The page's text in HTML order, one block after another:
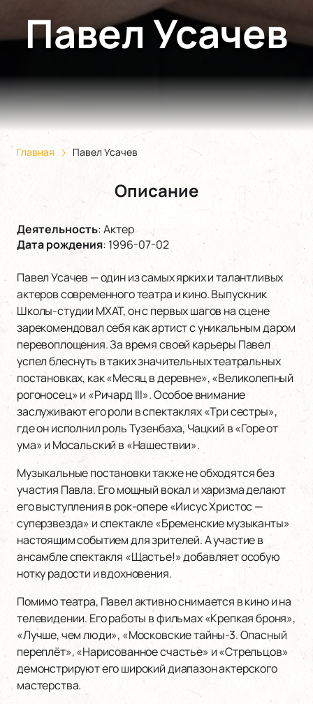
Павел Усачев
Главная Павел Усачев
Описание
Деятельность:Актер
Дата рождения: 1996-07-02
Павел Усачев — один из самых ярких и талантливых
актеров современного театра и кино. Выпускник
Школы-студии МХАТ, он с первых шагов на сцене
зарекомендовал себя как артист с уникальным даром
перевоплощения. За время своей карьеры Павел
успел блеснуть в таких значительных театральных
постановках, как «Месяц в деревне», «Великолепный
рогоносец» и «Ричард III». Особое внимание
заслуживают его роли в спектаклях «Три сестры»,
где он исполнил роль Тузенбаха, Чацкий в «Горе от
ума» и Мосальский в «Нашествии».
Музыкальные постановки также не обходятся без
участия Павла. Его мощный вокал и харизма делают
его выступления в рок-опере «Иисус Христос —
суперзвезда» и спектакле «Бременские музыканты»
настоящим событием для зрителей. А участие в
ансамбле спектакля «Щастье!» добавляет особую
нотку радости и вдохновения.
Помимо театра, Павел активно снимается в кино и на
телевидении. Его работы в фильмах «Крепкая броня»,
«Лучше, чем люди», «Московские тайны-3. Опасный
переплёт», «Нарисованное счастье» и «Стрельцов»
демонстрируют его широкий диапазон актерского
мастерства.